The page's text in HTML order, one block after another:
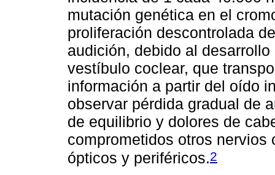
mutación genética en el
proliferación descontrolada
audición, debido al
vestíbulo coclear, que
información a partir del oído
observar pérdida gradual de
de equilibrio y dolores de
comprometidos otros
ópticos y periféricos.2